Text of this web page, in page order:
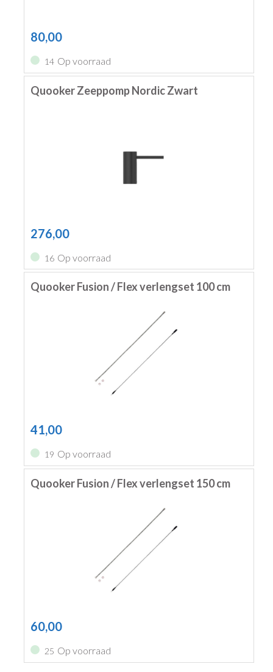
80,00
14 Op voorraad
Quooker Zeeppomp Nordic Zwart
276,00
16 Op voorraad
Quooker Fusion / Flex verlengset 100 cm
41,00
19 Op voorraad
Quooker Fusion / Flex verlengset 150 cm
60,00
25 Op voorraad